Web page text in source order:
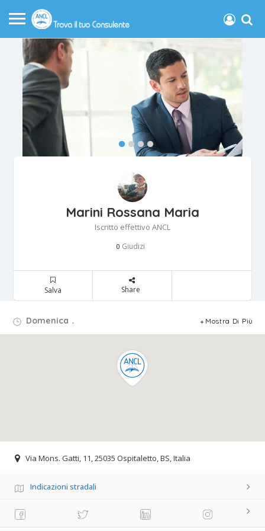
Marini Rossana Maria
Iscritto effettivo ANCL
0 Giudizi
Salva Share
Domenica . Mostra Di Più
Via Mons. Gatti, 11, 25035 Ospitaletto, BS, Italia
Indicazioni stradali